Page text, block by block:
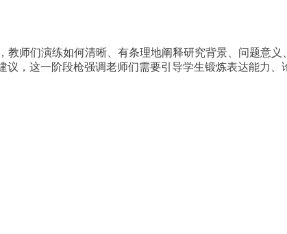
教师们演练如何清晰、有条理地阐释研究背景、问题意
，这一阶段枪强调老师们需要引导学生锻炼表达能力、